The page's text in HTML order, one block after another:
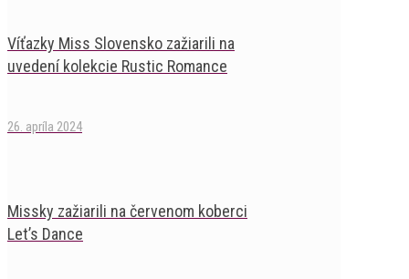
Víťazky Miss Slovensko zažiarili na
uvedení kolekcie Rustic Romance
26. apríla 2024
Missky zažiarili na červenom koberci
Let’s Dance